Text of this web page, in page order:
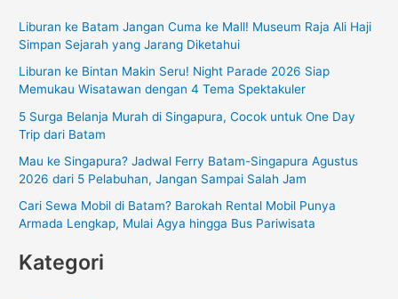
u
n
t
Liburan ke Batam Jangan Cuma ke Mall! Museum Raja Ali Haji
Simpan Sejarah yang Jarang Diketahui
Liburan ke Bintan Makin Seru! Night Parade 2026 Siap
Memukau Wisatawan dengan 4 Tema Spektakuler
5 Surga Belanja Murah di Singapura, Cocok untuk One Day
Trip dari Batam
Mau ke Singapura? Jadwal Ferry Batam-Singapura Agustus
2026 dari 5 Pelabuhan, Jangan Sampai Salah Jam
Cari Sewa Mobil di Batam? Barokah Rental Mobil Punya
Armada Lengkap, Mulai Agya hingga Bus Pariwisata
Kategori